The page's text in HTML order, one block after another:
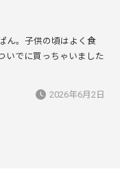
ん。子供の頃はよく食
いでに買っちゃいました
2026年6月2日